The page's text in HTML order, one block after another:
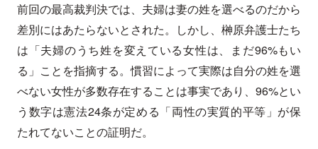
前回の最高裁判決では、夫婦は妻の姓を選べるのだから
差別にはあたらないとされた。しかし、榊原弁護士たち
は「夫婦のうち姓を変えている女性は、まだ96%もい
る」ことを指摘する。慣習によって実際は自分の姓を選
べない女性が多数存在することは事実であり、96%とい
う数字は憲法24条が定める「両性の実質的平等」が保
たれてないことの証明だ。